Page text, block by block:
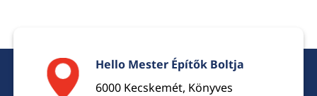
Hello Mester Építők Boltja
6000 Kecskemét, Könyves